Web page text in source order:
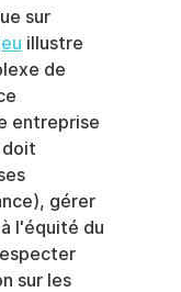
sur
illustre
de
entreprise
doit
gérer
l'équité du
sur les